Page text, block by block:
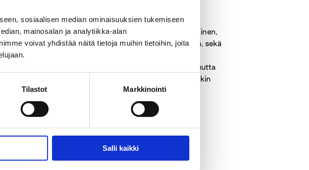
sosiaalisen median ominaisuuksien tukemiseen
mainosalan ja analytiikka-alan
voivat yhdistää näitä tietoja muihin tietoihin, joita
Tilastot Markkinointi
Salli kaikki
liittyy tänä päivänä? Luennolla Mari Jokinen,
kirjoittaja ja yrittäjä avaa omaa kokemustaan äitiydestä, sekä
ja yhteiskunnasta kumpuavista paineista käsin.
paineita ja muuttaa kulttuuria lempeämmäksi vanhemmuutta
tunteen ja vertailun sijaan vanhemmuudessa olisikin
ja armollisuudelle?
maksuton eikä siihen tarvitse ilmoittautua etukäteen.
vanhemmuuden-paineet-ja-aitimyytti